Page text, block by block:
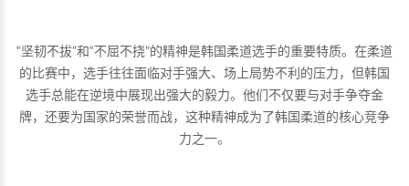
“坚韧不拔”和“不屈不挠”的精神是韩国柔道选手的重要特质。在柔道
的比赛中，选手往往面临对手强大、场上局势不利的压力，但韩国
选手总能在逆境中展现出强大的毅力。他们不仅要与对手争夺金
牌，还要为国家的荣誉而战，这种精神成为了韩国柔道的核心竞争
力之一。